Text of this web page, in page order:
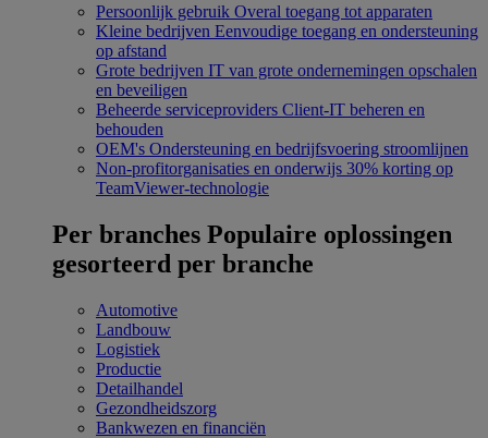
Persoonlijk gebruik Overal toegang tot apparaten
Kleine bedrijven Eenvoudige toegang en ondersteuning
op afstand
Grote bedrijven IT van grote ondernemingen opschalen
en beveiligen
Beheerde serviceproviders Client-IT beheren en
behouden
OEM's Ondersteuning en bedrijfsvoering stroomlijnen
Non-profitorganisaties en onderwijs 30% korting op
TeamViewer-technologie
Per branches Populaire oplossingen
gesorteerd per branche
Automotive
Landbouw
Logistiek
Productie
Detailhandel
Gezondheidszorg
Bankwezen en financiën